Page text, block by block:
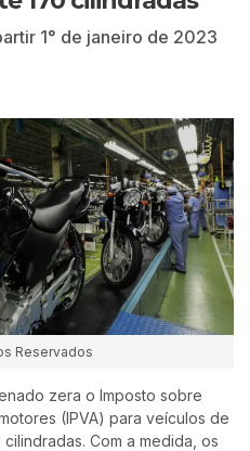
1° de janeiro de 2023
Reservados
zera o Imposto sobre
(IPVA) para veículos de
Com a medida, os